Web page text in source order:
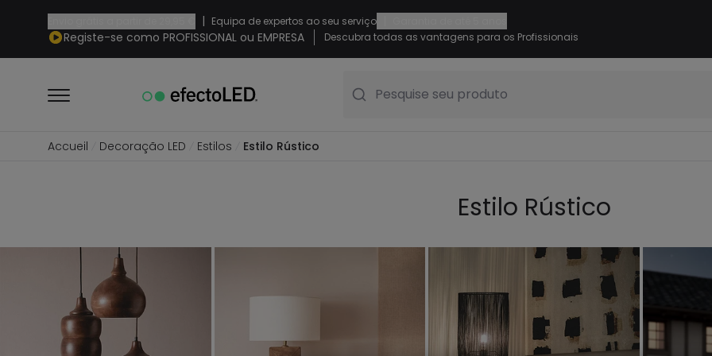
| Equipa de expertos ao seu serviço
Registe-se como PROFISSIONAL ou EMPRESA Descubra todas as vantagens para os Profissionais
Pesquise seu produto
Accueil Decoração LED Estilos Estilo Rústico
Estilo Rústico